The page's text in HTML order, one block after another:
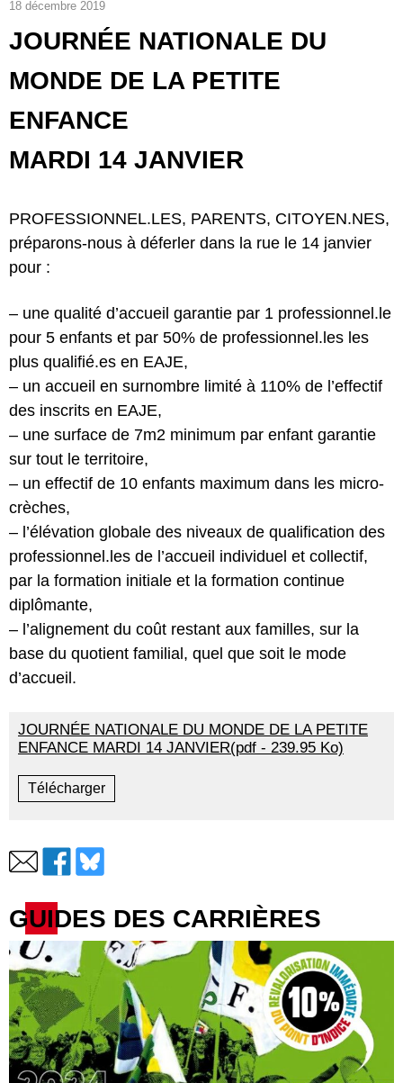
18 décembre 2019
JOURNÉE NATIONALE DU
MONDE DE LA PETITE
ENFANCE
MARDI 14 JANVIER
PROFESSIONNEL.LES, PARENTS, CITOYEN.NES,
préparons-nous à déferler dans la rue le 14 janvier
pour :
– une qualité d’accueil garantie par 1 professionnel.le
pour 5 enfants et par 50% de professionnel.les les
plus qualifié.es en EAJE,
– un accueil en surnombre limité à 110% de l’effectif
des inscrits en EAJE,
– une surface de 7m2 minimum par enfant garantie
sur tout le territoire,
– un effectif de 10 enfants maximum dans les micro‐
crèches,
– l’élévation globale des niveaux de qualification des
professionnel.les de l’accueil individuel et collectif,
par la formation initiale et la formation continue
diplômante,
– l’alignement du coût restant aux familles, sur la
base du quotient familial, quel que soit le mode
d’accueil.
JOURNÉE NATIONALE DU MONDE DE LA PETITE
ENFANCE MARDI 14 JANVIER(pdf - 239.95 Ko)
Télécharger
GUIDES DES CARRIÈRES